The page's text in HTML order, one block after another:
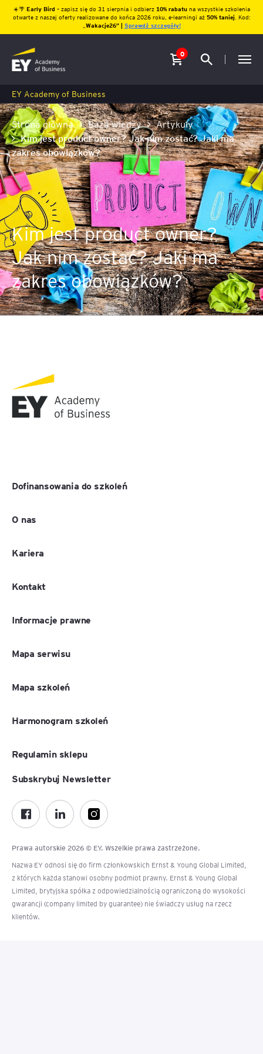
☀️🌴 Early Bird – zapisz się do 31 sierpnia i odbierz10% rabatu na wszystkie szkolenia
otwarte z naszej oferty realizowane do końca 2026 roku, e-learningi aż 50% taniej. Kod:
Wakacje26″ | Sprawdź szczegóły!
0
EY Academy of Business
Strona główna Baza wiedzy
Artykuły
Kim jest product owner? Jak nim zostać? Jaki ma
zakres obowiązków?
Kim jest product owner?
Jak nim zostać? Jaki ma
zakres obowiązków?
Dofinansowania do szkoleń
O nas
Kariera
Kontakt
Informacje prawne
Mapa serwisu
Mapa szkoleń
Harmonogram szkoleń
Regulamin sklepu
Prawa autorskie 2026 © EY. Wszelkie prawa zastrzeżone.
Nazwa EY odnosi się do firm członkowskich Ernst & Young Global Limited,
z których każda stanowi osobny podmiot prawny. Ernst & Young Global
Limited, brytyjska spółka z odpowiedzialnością ograniczoną do wysokości
gwarancji (company limited by guarantee) nie świadczy usług na rzecz
klientów.
Subskrybuj Newsletter